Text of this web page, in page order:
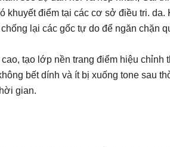
khuyết điểm tại các cơ sở điều tri.
lại các gốc tự do để ngăn chặn
tạo lớp nền trang điểm hiệu chỉnh
bết dính và ít bị xuống tone sau
gian.